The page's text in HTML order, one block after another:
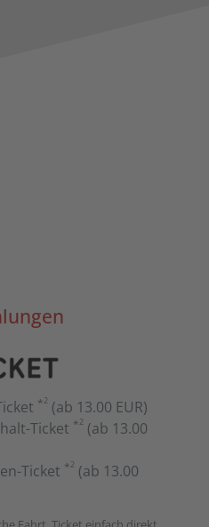
*2 (ab 13.00 EUR)
Ticket *2 (ab 13.00
Ticket *2 (ab 13.00